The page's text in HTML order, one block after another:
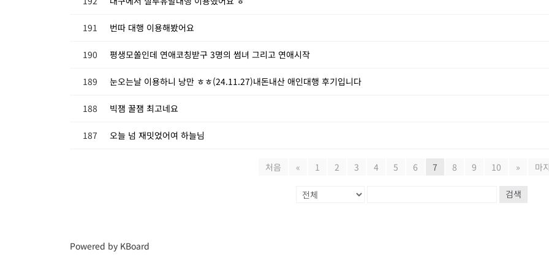
191 번따 대행 이용해봤어요
190 평생모쏠인데 연애코칭받구 3명의 썸녀 그리고 연애시작
189 눈오는날 이용하니 낭만 ㅎㅎ(24.11.27)내돈내산 애인대행 후기입니다
188 빅잼 꿀잼 최고네요
187 오늘 넘 재밋었어여 하늘님
처음 « 1 2 3 4 5 6 7 8 9 10 » 마
검색
Powered by KBoard